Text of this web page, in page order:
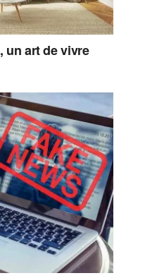
un art de vivre